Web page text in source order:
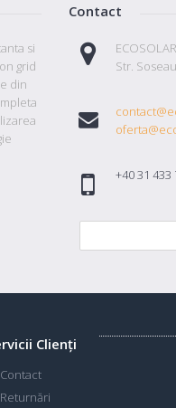
si
grid
din
Contact
Str.
+40 31 433
Clienţi
Contact
Returnări